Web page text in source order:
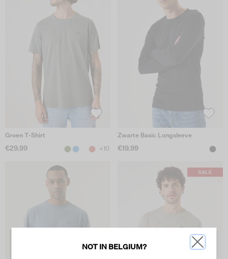
Groen T-Shirt
€29.99 +10
Zwarte Basic Longsleeve
€19.99
NOT IN BELGIUM?